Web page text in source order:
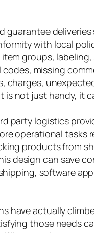
guarantee
with local
groups,
missing
not just handy, it
party logistics
operational
products from
design can save
software
have actually
those needs